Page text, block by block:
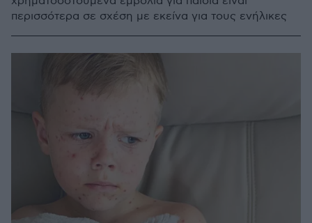
περισσότερα σε σχέση με εκείνα για τους ενήλικες